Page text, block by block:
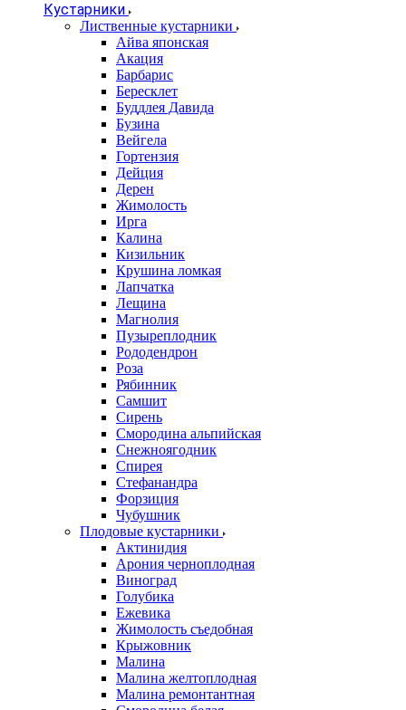
Кустарники
Лиственные кустарники
Айва японская
Акация
Барбарис
Бересклет
Буддлея Давида
Бузина
Вейгела
Гортензия
Дейция
Дерен
Жимолость
Ирга
Калина
Кизильник
Крушина ломкая
Лапчатка
Лещина
Магнолия
Пузыреплодник
Рододендрон
Роза
Рябинник
Самшит
Сирень
Смородина альпийская
Снежноягодник
Спирея
Стефанандра
Форзиция
Чубушник
Плодовые кустарники
Актинидия
Арония черноплодная
Виноград
Голубика
Ежевика
Жимолость съедобная
Крыжовник
Малина
Малина желтоплодная
Малина ремонтантная